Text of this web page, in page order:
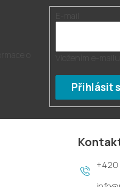
Přihlásit